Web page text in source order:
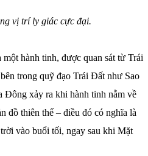
vị trí ly giác cực đại.
hành tinh, được quan sát từ Trái
trong quỹ đạo Trái Đất như Sao
Đông xảy ra khi hành tinh nằm về
đồ thiên thể – điều đó có nghĩa là
vào buổi tối, ngay sau khi Mặt